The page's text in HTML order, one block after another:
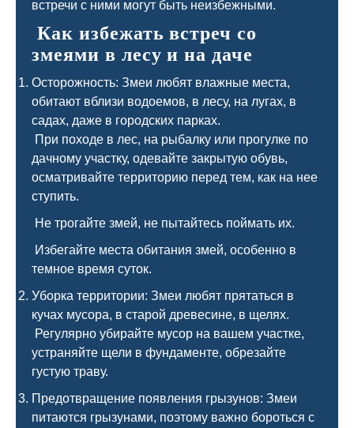
встречи с ними могут быть неизбежными.
Как избежать встреч со
змеями в лесу и на даче
Осторожность: Змеи любят влажные места,
обитают вблизи водоемов, в лесу, на лугах, в
садах, даже в городских парках.
При походе в лес, на рыбалку или прогулке по
дачному участку, одевайте закрытую обувь,
осматривайте территорию перед тем, как на нее
ступить.
Не трогайте змей, не пытайтесь поймать их.
Избегайте места обитания змей, особенно в
темное время суток.
Уборка территории: Змеи любят прятаться в
кучах мусора, в старой древесине, в щелях.
Регулярно убирайте мусор на вашем участке,
устраняйте щели в фундаменте, обрезайте
густую траву.
Предотвращение появления грызунов: Змеи
питаются грызунами, поэтому важно бороться с